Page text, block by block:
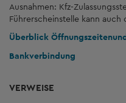
Ausnahmen: Kfz-
Führerscheinstelle kann
Überblick Öffnungszeiten
Bankverbindung
VERWEISE